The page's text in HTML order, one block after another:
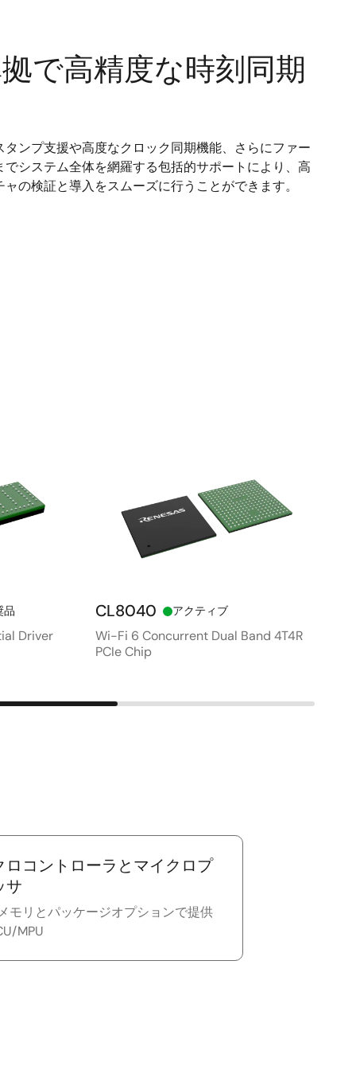
で高精度な時刻同期
ンプ支援や高度なクロック同期機能、さらにファー
システム全体を網羅する包括的サポートにより、高
の検証と導入をスムーズに行うことができます。
品
Driver
CL8040 アクティブ
Wi-Fi 6 Concurrent Dual Band 4T4R
PCIe Chip
ロコントローラとマイクロプ
サ
モリとパッケージオプションで提供
MPU